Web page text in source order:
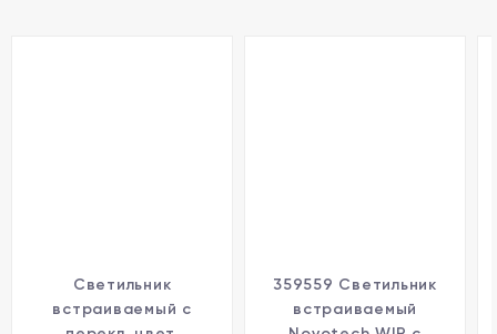
Светильник
встраиваемый с
359559 Светильник
встраиваемый